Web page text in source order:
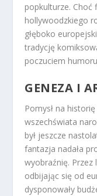
popkulturze. Choć
hollywoodzkiego
głęboko
tradycję
poczuciem
GENEZA I
Pomysł na
wszechświata
był jeszcze
fantazja nadała
wyobraźnię. Przez
odbijając się od
dysponowały